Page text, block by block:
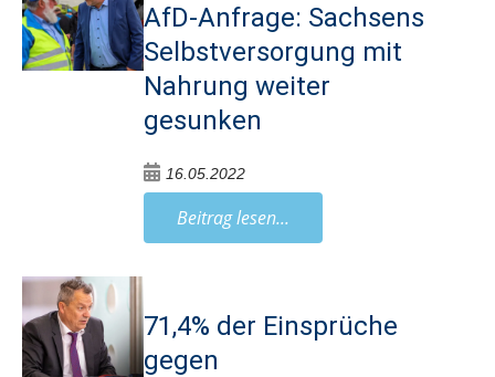
AfD-Anfrage: Sachsens
Selbstversorgung mit
Nahrung weiter
gesunken
16.05.2022
Beitrag lesen...
71,4% der Einsprüche
gegen